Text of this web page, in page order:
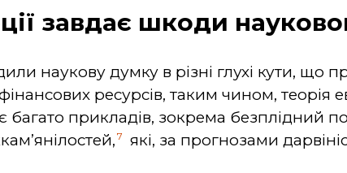
завдає шкоди
наукову думку в різні глухі кути, що
ресурсів, таким чином, теорія
багато прикладів, зокрема безплідний
7
які, за прогнозами